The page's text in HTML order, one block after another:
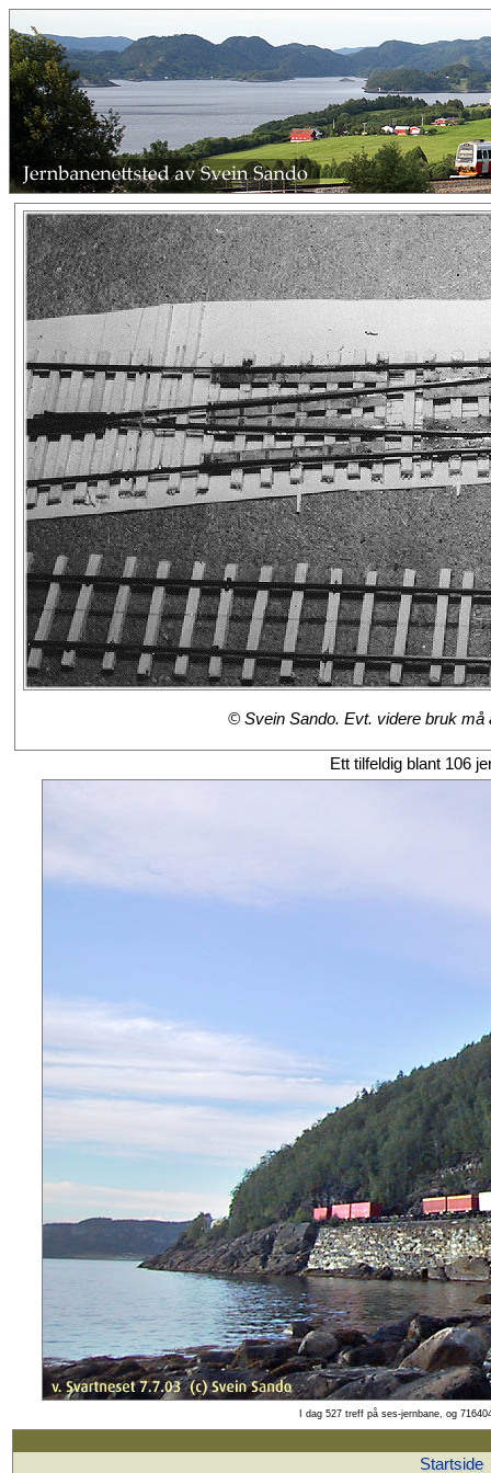
© Svein Sando. Evt. videre bruk må
Ett tilfeldig blant 106
I dag 527 treff på ses-jernbane, og
Startside